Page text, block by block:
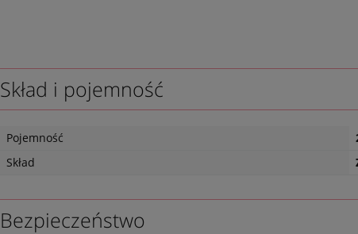
Skład i pojemność
Pojemność
Skład
Bezpieczeństwo